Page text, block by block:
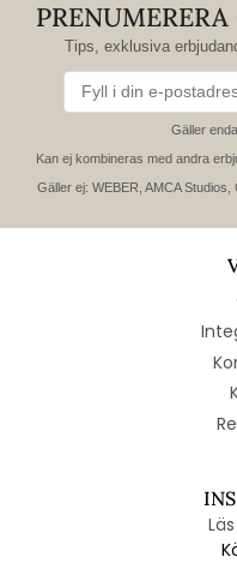
Tips, exklusiva
Gäller
Kan ej kombineras med andra
Gäller ej: WEBER, AMCA